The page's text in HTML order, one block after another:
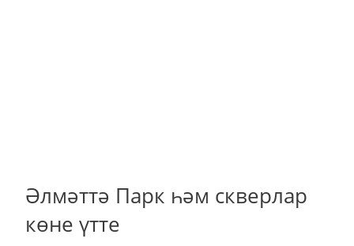
Әлмәттә Парк һәм скверлар
көне үтте